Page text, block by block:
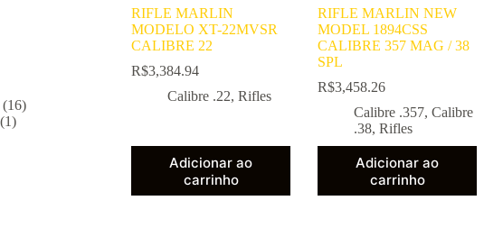
RIFLE MARLIN
MODELO XT-22MVSR
CALIBRE 22
R$3,384.94
Calibre .22, Rifles
Adicionar ao
carrinho
RIFLE MARLIN NEW
MODEL 1894CSS
CALIBRE 357 MAG / 38
SPL
R$3,458.26
Calibre .357,Calibre
.38,Rifles
Adicionar ao
carrinho
1616
11